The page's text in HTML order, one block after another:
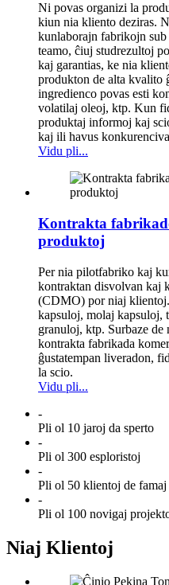
Ni povas organizi la
kiun nia kliento deziras.
kunlaborajn fabrikojn
teamo, ĉiuj studrezultoj
kaj garantias, ke nia
produkton de alta kvalito
ingredienco povas esti
volatilaj oleoj, ktp. Kun
produktaj informoj kaj
kaj ili havus
Vidu pli...
Kontrakta
produktoj
Per nia pilotfabriko kaj
kontraktan disvolvan kaj
(CDMO) por niaj
kapsuloj, molaj kapsuloj,
granuloj, ktp. Surbaze
kontrakta fabrikada
ĝustatempan liveradon,
la scio.
Vidu pli...
-
Pli ol 10 jaroj da sperto
-
Pli ol 300 esploristoj
-
Pli ol 50 klientoj de
-
Pli ol 100 novigaj
Niaj Klientoj